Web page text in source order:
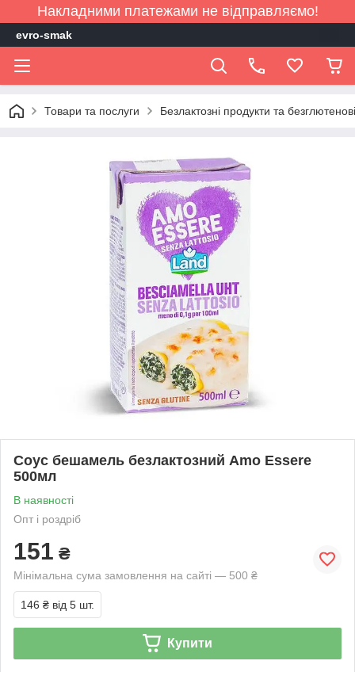
Накладними платежами не відправляємо!
evro-smak
Товари та послуги Безлактозні продукти та
Соус бешамель безлактозний Amo Essere
500мл
В наявності
Опт і роздріб
151 ₴
Мінімальна сума замовлення на сайті — 500 ₴
146 ₴ від 5 шт.
Купити